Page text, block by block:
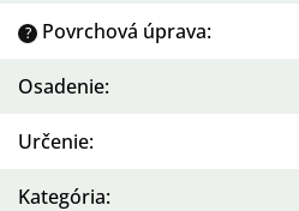
? Povrchová úprava:
Osadenie:
Určenie:
Kategória: